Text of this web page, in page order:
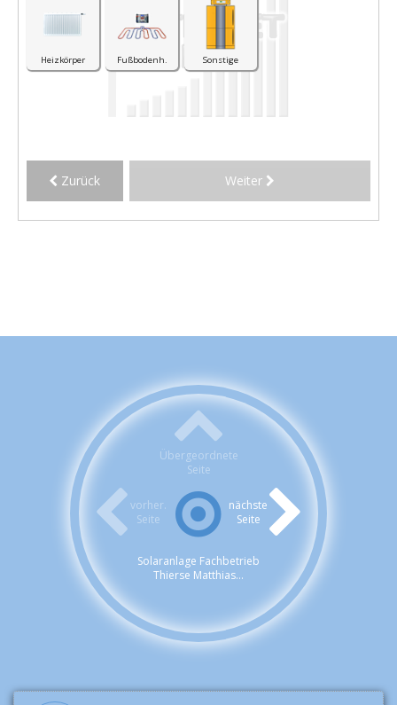
Heizkörper Fußbodenh. Sonstige
Zurück Weiter
Übergeordnete
Seite
vorher.
Seite
nächste
Seite
Solaranlage Fachbetrieb
Thierse Matthias...